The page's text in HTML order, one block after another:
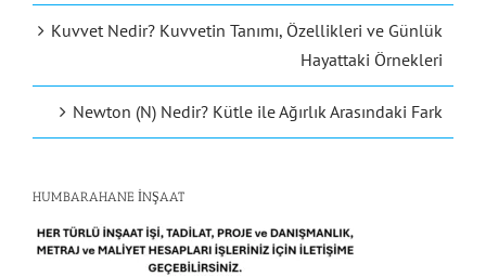
Kuvvet Nedir? Kuvvetin Tanımı, Özellikleri ve Günlük
Hayattaki Örnekleri
Newton (N) Nedir? Kütle ile Ağırlık Arasındaki Fark
HUMBARAHANE İNŞAAT